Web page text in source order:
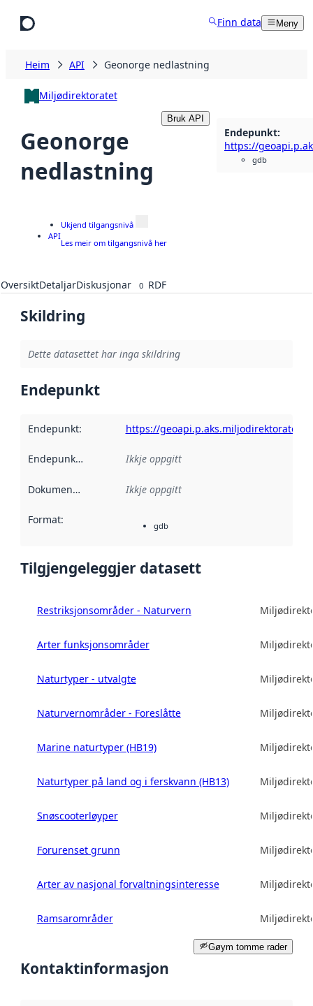
Finn data Meny
Heim API Geonorge nedlastning
Miljødirektoratet
Geonorge
nedlastning
Bruk API
Endepunkt:
gdb
API
Ukjend tilgangsnivå
Les meir om tilgangsnivå her
OversiktDetaljarDiskusjonar 0 RDF
Skildring
Dette datasettet har inga skildring
Endepunkt
Endepunkt: https://
Endepunktskildring Ikkje oppgitt
Dokumentasjon Ikkje oppgitt
Format: gdb
Tilgjengeleggjer datasett
Restriksjonsområder - Naturvern
Arter funksjonsområder
Naturtyper - utvalgte
Naturvernområder - Foreslåtte
Marine naturtyper (HB19)
Naturtyper på land og i ferskvann (HB13)
Snøscooterløyper
Forurenset grunn
Arter av nasjonal forvaltningsinteresse
Ramsarområder
Gøym tomme rader
Kontaktinformasjon